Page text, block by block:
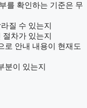
를 확인하는 기준은 무
질 수 있는지
차가 있는지
로 안내 내용이 현재도
분이 있는지